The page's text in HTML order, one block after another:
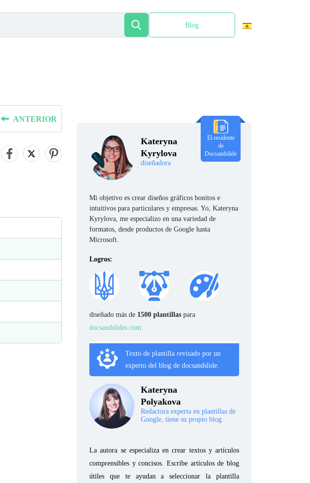
Blog
ANTERIOR
Kateryna
Kyrylova
diseñadora
El residente
de
Docsandslide
Mi objetivo es crear diseños gráficos bonitos e
intuitivos para particulares y empresas. Yo, Kateryna
Kyrylova, me especializo en una variedad de
formatos, desde productos de Google hasta
Microsoft.
Logros:
diseñado más de 1500 plantillas para
docsandslides.com
Texto de plantilla revisado por un
experto del blog de docsandslide.
Kateryna
Polyakova
Redactora experta en plantillas de
Google, tiene su propio blog.
La autora se especializa en crear textos y artículos
comprensibles y concisos. Escribe artículos de blog
útiles que te ayudan a seleccionar la plantilla